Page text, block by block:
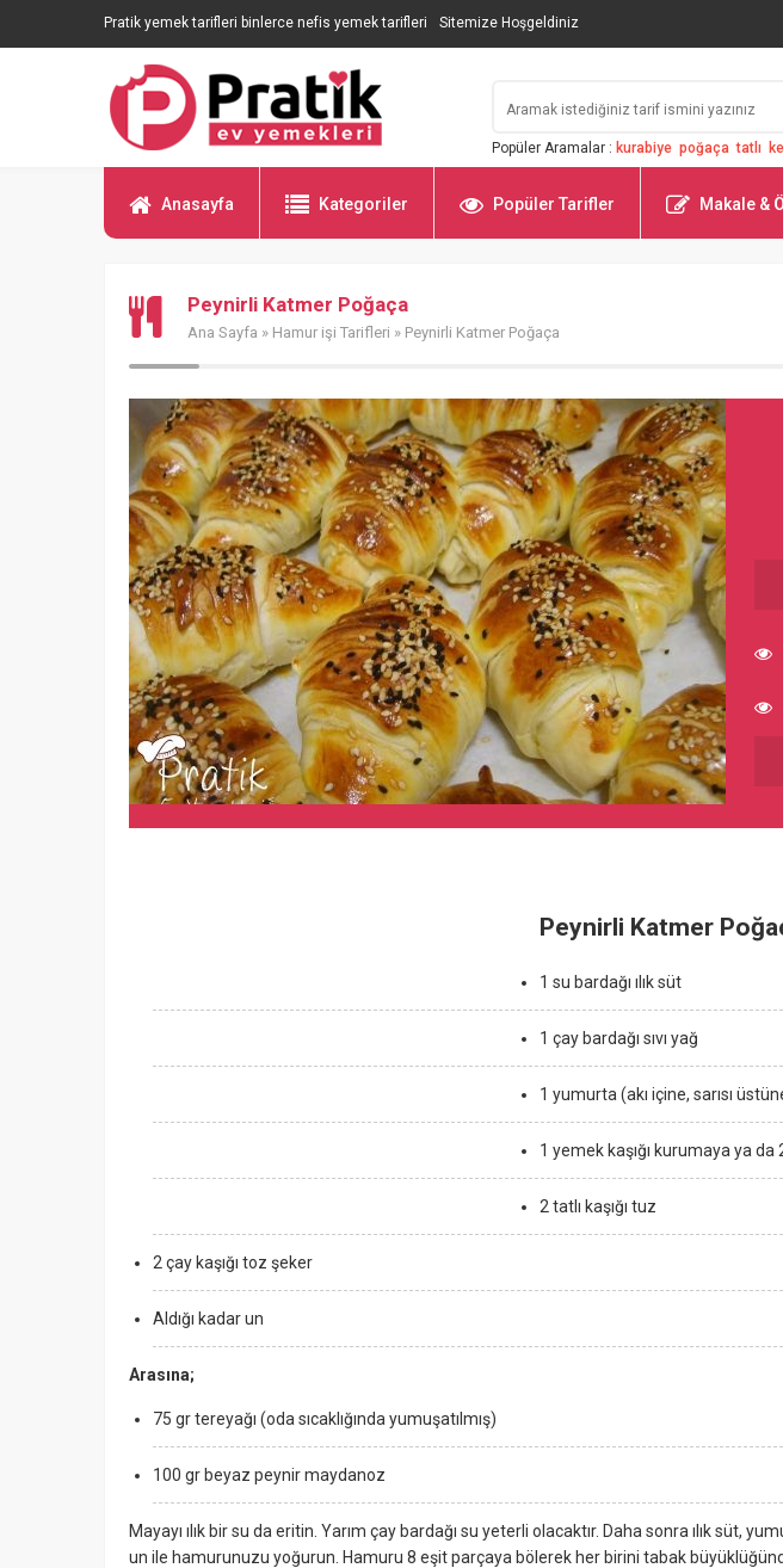
Pratik yemek tarifleri binlerce nefis yemek tarifleri Sitemize Hoşgeldiniz
Popüler Aramalar : kurabiye poğaça tatlı
Anasayfa Kategoriler Popüler Tarifler Makale &
Peynirli Katmer Poğaça
Ana Sayfa » Hamur işi Tarifleri » Peynirli Katmer Poğaça
Peynirli Katmer
1 su bardağı ılık süt
1 çay bardağı sıvı yağ
1 yumurta (akı içine, sarısı
1 yemek kaşığı kurumaya ya da
2 tatlı kaşığı tuz
2 çay kaşığı toz şeker
Aldığı kadar un
Arasına;
75 gr tereyağı (oda sıcaklığında yumuşatılmış)
100 gr beyaz peynir maydanoz
Mayayı ılık bir su da eritin. Yarım çay bardağı su yeterli olacaktır. Daha sonra ılık süt,
un ile hamurunuzu yoğurun. Hamuru 8 eşit parçaya bölerek her birini tabak